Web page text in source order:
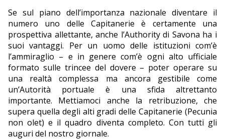
Se sul piano dell’importanza nazionale diventare il
numero uno delle Capitanerie è certamente una
prospettiva allettante, anche l’Authority di Savona ha i
suoi vantaggi. Per un uomo delle istituzioni com’è
l’ammiraglio – e in genere com’è ogni alto ufficiale
formato sulle trincee del dovere – poter operare su
una realtà complessa ma ancora gestibile come
un’Autorità portuale è una sfida altrettanto
importante. Mettiamoci anche la retribuzione, che
supera quella degli alti gradi delle Capitanerie (Pecunia
non olet) e il quadro diventa completo. Con tutti gli
auguri del nostro giornale.